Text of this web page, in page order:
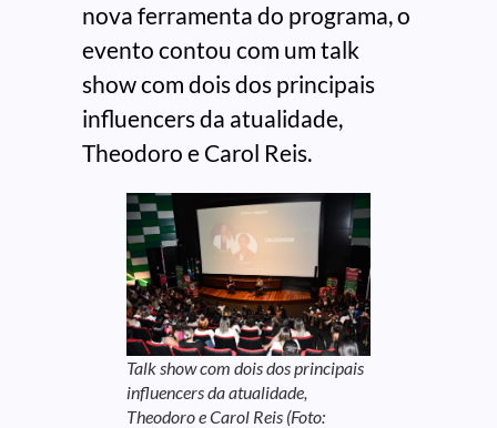
nova ferramenta do programa, o
evento contou com um talk
show com dois dos principais
influencers da atualidade,
Theodoro e Carol Reis.
Talk show com dois dos principais
influencers da atualidade,
Theodoro e Carol Reis (Foto: